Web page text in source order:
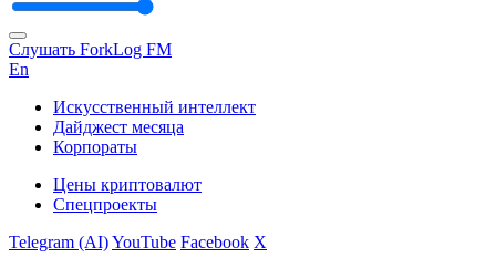
Слушать ForkLog FM
En
Искусственный интеллект
Дайджест месяца
Корпораты
Цены криптовалют
Спецпроекты
Telegram (AI)YouTube Facebook X